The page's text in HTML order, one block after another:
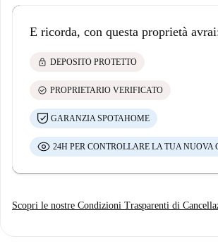
E ricorda, con questa proprietà
lock DEPOSITO PROTETTO
check_circle PROPRIETARIO VERIFICATO
GARANZIA SPOTAHOME
24H PER CONTROLLARE LA TUA NUOVA
Scopri le nostre Condizioni Trasparenti di